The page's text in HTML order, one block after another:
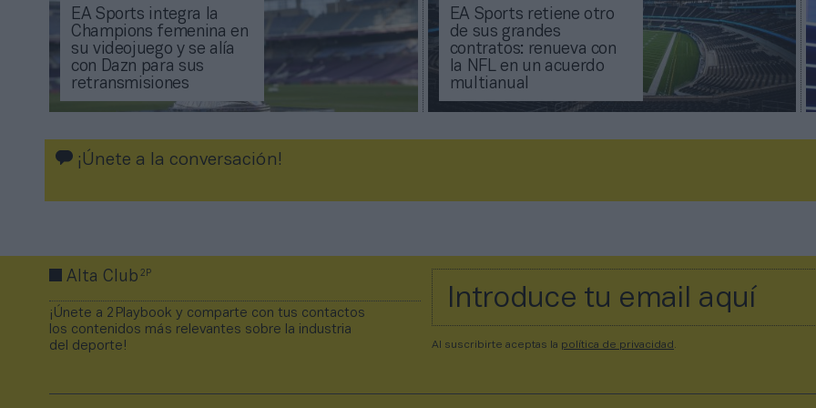
EA Sports integra la
Champions femenina en
su videojuego y se alía
con Dazn para sus
retransmisiones
EA Sports retiene otro
de sus grandes
contratos: renueva con
la NFL en un acuerdo
multianual
¡Únete a la conversación!
Alta Club2P
¡Únete a 2Playbook y comparte con tus contactos
los contenidos más relevantes sobre la industria
del deporte!
Al suscribirte aceptas la política de privacidad